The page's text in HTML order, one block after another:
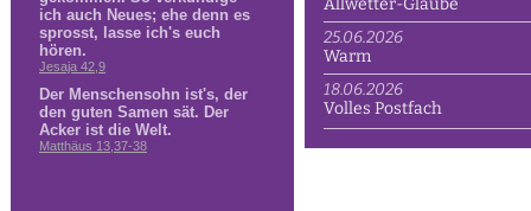
Allwetter-Glaube
25.06.2026
Warm
18.06.2026
Volles Postfach